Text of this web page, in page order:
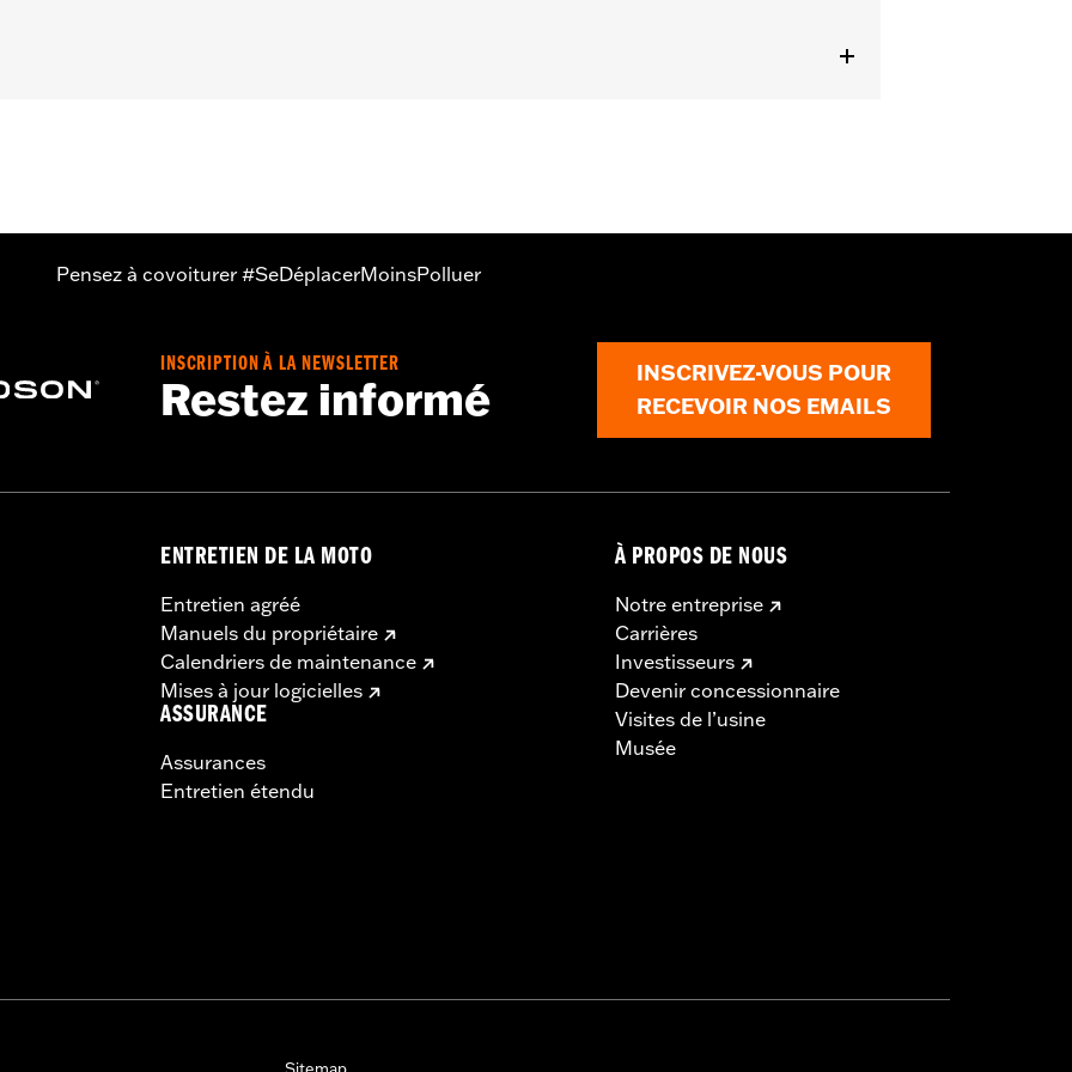
séparé du kit d'entretoise P/N 53001105A. Les modèles FLTRXSTSE de 2024 nécessitent
Pensez à covoiturer #SeDéplacerMoinsPolluer
INSCRIPTION À LA NEWSLETTER
Restez informé
INSCRIVEZ-VOUS POUR
RECEVOIR NOS EMAILS
ENTRETIEN DE LA MOTO
Entretien agréé
Manuels du propriétaire
Calendriers de maintenance
Mises à jour logicielles
ASSURANCE
Assurances
Entretien étendu
À PROPOS DE NOUS
Notre entreprise
Carrières
Investisseurs
Devenir concessionnaire
Visites de l’usine
Musée
Sitemap